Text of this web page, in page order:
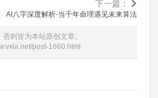
下一篇：
AI八字深度解析-当千年命理遇见未来算法
则皆为本站原创文章。
post-1660.html